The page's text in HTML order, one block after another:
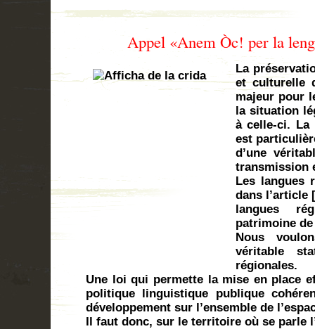
Appel «Anem Òc! per la
La
et culturelle
majeur pour
la situation
à celle-ci. La
est
d’une
transmission
Les langues
dans l’article
langues
patrimoine
Nous
véritable
régionales.
Une loi qui permette la mise en place
politique linguistique publique
développement sur l’ensemble de
Il faut donc, sur le territoire où se parle